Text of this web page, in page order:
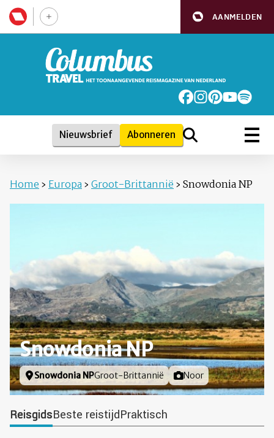
AANMELDEN
Nieuwsbrief Abonneren
Home › Europa › Groot-Brittannië › Snowdonia NP
Snowdonia NP
Locatie
Snowdonia NPGroot-Brittannië Foto door
Noor
ReisgidsBeste reistijdPraktisch